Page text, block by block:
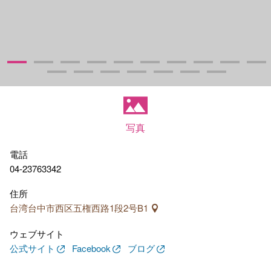
写真
電話
04-23763342
住所
台湾台中市西区五権西路1段2号B1
ウェブサイト
公式サイト
Facebook ブログ